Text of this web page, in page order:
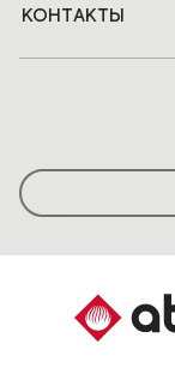
КОНТАКТЫ